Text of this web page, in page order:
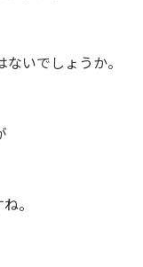
いでしょうか。
。